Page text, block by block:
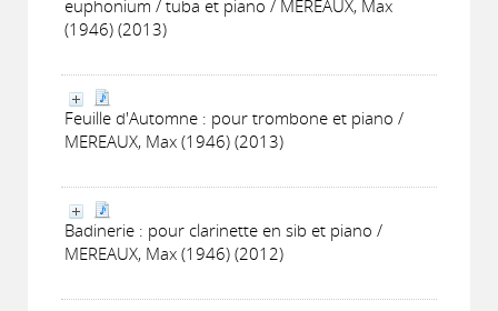
euphonium / tuba et piano / MEREAUX, Max
(1946) (2013)
Feuille d'Automne : pour trombone et piano /
MEREAUX, Max (1946) (2013)
Badinerie : pour clarinette en sib et piano /
MEREAUX, Max (1946) (2012)